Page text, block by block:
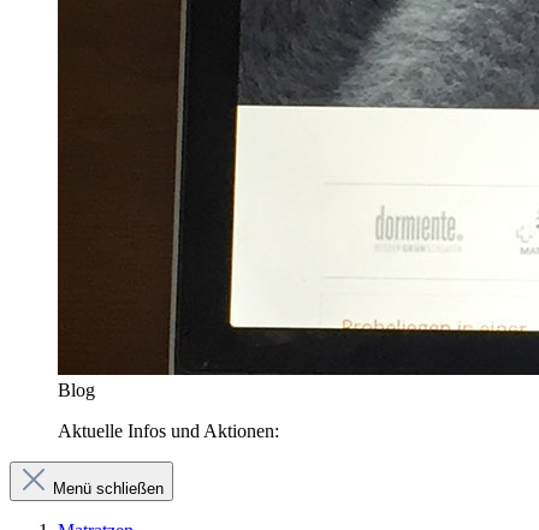
Blog
Aktuelle Infos und Aktionen:
Menü schließen